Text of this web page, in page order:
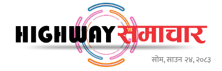
सोम, साउन २४, २०८३
गृहपृष्ठ